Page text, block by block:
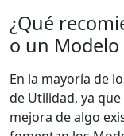
¿Qué
o un
En la mayoría de
de Utilidad, ya
mejora de algo